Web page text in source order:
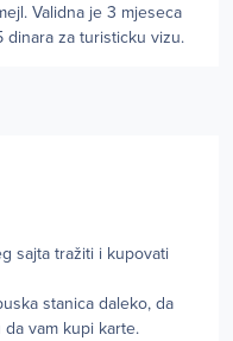
Validna je 3 mjeseca
dinara za turisticku vizu.
sajta tražiti i kupovati
stanica daleko, da
vam kupi karte.